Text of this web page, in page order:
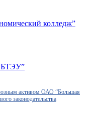
колледж”
активом ОАО “Большая
законодательства